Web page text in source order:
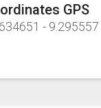
GPS
- 9.295557